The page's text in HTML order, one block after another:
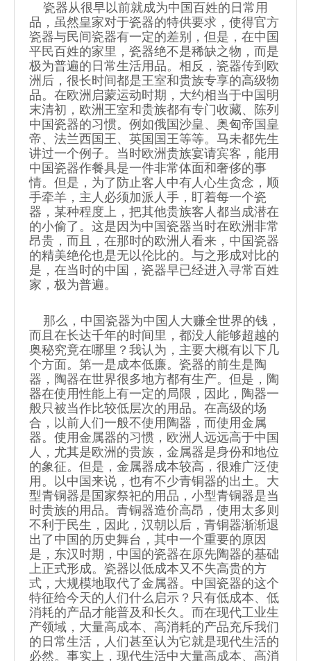
瓷器从很早以前就成为中国百姓的日常用
品，虽然皇家对于瓷器的特供要求，使得官方
瓷器与民间瓷器有一定的差别，但是，在中国
平民百姓的家里，瓷器绝不是稀缺之物，而是
极为普遍的日常生活用品。相反，瓷器传到欧
洲后，很长时间都是王室和贵族专享的高级物
品。在欧洲启蒙运动时期，大约相当于中国明
末清初，欧洲王室和贵族都有专门收藏、陈列
中国瓷器的习惯。例如俄国沙皇、奥匈帝国皇
帝、法兰西国王、英国国王等等。马未都先生
讲过一个例子。当时欧洲贵族宴请宾客，能用
中国瓷器作餐具是一件非常体面和奢侈的事
情。但是，为了防止客人中有人心生贪念，顺
手牵羊，主人必须加派人手，盯着每一个瓷
器，某种程度上，把其他贵族客人都当成潜在
的小偷了。这是因为中国瓷器当时在欧洲非常
昂贵，而且，在那时的欧洲人看来，中国瓷器
的精美绝伦也是无以伦比的。与之形成对比的
是，在当时的中国，瓷器早已经进入寻常百姓
家，极为普遍。
那么，中国瓷器为中国人大赚全世界的钱，
而且在长达千年的时间里，都没人能够超越的
奥秘究竟在哪里？我认为，主要大概有以下几
个方面。第一是成本低廉。瓷器的前生是陶
器，陶器在世界很多地方都有生产。但是，陶
器在使用性能上有一定的局限，因此，陶器一
般只被当作比较低层次的用品。在高级的场
合，以前人们一般不使用陶器，而使用金属
器。使用金属器的习惯，欧洲人远远高于中国
人，尤其是欧洲的贵族，金属器是身份和地位
的象征。但是，金属器成本较高，很难广泛使
用。以中国来说，也有不少青铜器的出土。大
型青铜器是国家祭祀的用品，小型青铜器是当
时贵族的用品。青铜器造价高昂，使用太多则
不利于民生，因此，汉朝以后，青铜器渐渐退
出了中国的历史舞台，其中一个重要的原因
是，东汉时期，中国的瓷器在原先陶器的基础
上正式形成。瓷器以低成本又不失高贵的方
式，大规模地取代了金属器。中国瓷器的这个
特征给今天的人们什么启示？只有低成本、低
消耗的产品才能普及和长久。而在现代工业生
产领域，大量高成本、高消耗的产品充斥我们
的日常生活，人们甚至认为它就是现代生活的
必然。事实上，现代生活中大量高成本、高消